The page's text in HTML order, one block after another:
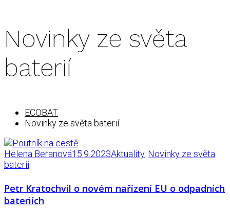
Novinky ze světa
baterií
ECOBAT
Novinky ze světa baterií
Helena Beranová15.9.2023Aktuality, Novinky ze světa
baterií
Petr Kratochvíl o novém nařízení EU o odpadních
bateriích